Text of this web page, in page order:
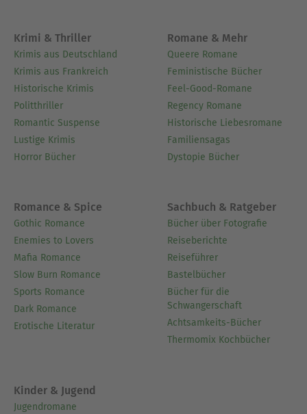
Krimi & Thriller
Krimis aus Deutschland
Krimis aus Frankreich
Historische Krimis
Politthriller
Romantic Suspense
Lustige Krimis
Horror Bücher
Romane & Mehr
Queere Romane
Feministische Bücher
Feel-Good-Romane
Regency Romane
Historische Liebesromane
Familiensagas
Dystopie Bücher
Romance & Spice
Gothic Romance
Enemies to Lovers
Mafia Romance
Slow Burn Romance
Sports Romance
Dark Romance
Erotische Literatur
Sachbuch & Ratgeber
Bücher über Fotografie
Reiseberichte
Reiseführer
Bastelbücher
Bücher für die
Schwangerschaft
Achtsamkeits-Bücher
Thermomix Kochbücher
Kinder & Jugend
Jugendromane